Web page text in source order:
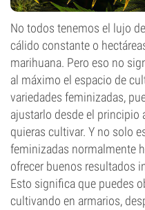
No todos tenemos el lujo
cálido constante o
marihuana. Pero eso no
al máximo el espacio de
variedades feminizadas,
ajustarlo desde el principio
quieras cultivar. Y no solo
feminizadas normalmente
ofrecer buenos resultados
Esto significa que puedes
cultivando en armarios,